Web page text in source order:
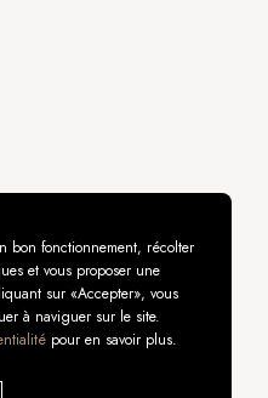
bon fonctionnement, récolter
et vous proposer une
sur «Accepter», vous
à naviguer sur le site.
pour en savoir plus.